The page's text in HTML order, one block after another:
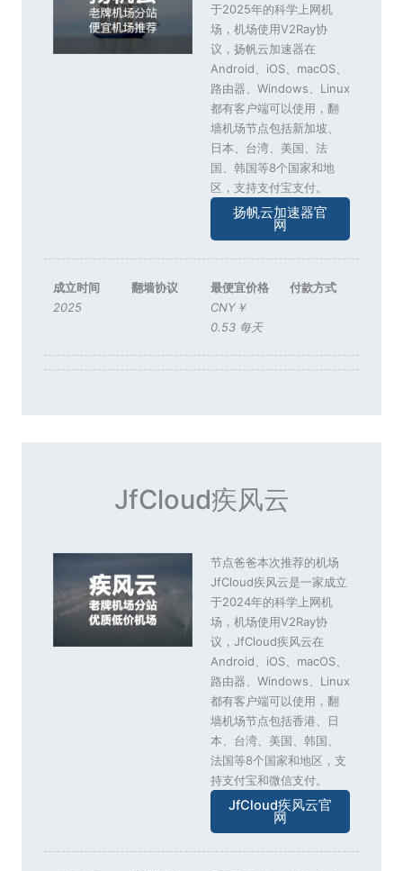
于2025年的科学上网机
场，机场使用V2Ray协
议，扬帆云加速器在
Android、iOS、macOS、
路由器、Windows、Linux
都有客户端可以使用，翻
墙机场节点包括新加坡、
日本、台湾、美国、法
国、韩国等8个国家和地
区，支持支付宝支付。
扬帆云加速器官
网
成立时间
2025
翻墙协议
最便宜价格
CNY￥
0.53 每天
付款方式
JfCloud疾风云
节点爸爸本次推荐的机场
JfCloud疾风云是一家成立
于2024年的科学上网机
场，机场使用V2Ray协
议，JfCloud疾风云在
Android、iOS、macOS、
路由器、Windows、Linux
都有客户端可以使用，翻
墙机场节点包括香港、日
本、台湾、美国、韩国、
法国等8个国家和地区，支
持支付宝和微信支付。
JfCloud疾风云官
网